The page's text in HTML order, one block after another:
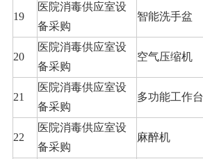
19
医院消毒供应室设
备采购
智能洗手盆
20
医院消毒供应室设
备采购
空气压缩机
21
医院消毒供应室设
备采购
多功能工作台
22
医院消毒供应室设
备采购
麻醉机